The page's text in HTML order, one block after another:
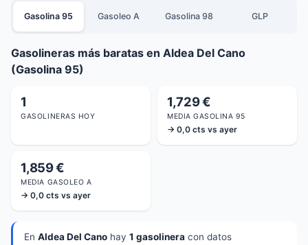
Gasolina 95 Gasoleo A Gasolina 98 GLP
Gasolineras más baratas en Aldea Del Cano
(Gasolina 95)
1
GASOLINERAS HOY
1,729 €
MEDIA GASOLINA 95
→ 0,0 cts vs ayer
1,859 €
MEDIA GASOLEO A
→ 0,0 cts vs ayer
En Aldea Del Cano hay 1 gasolinera con datos